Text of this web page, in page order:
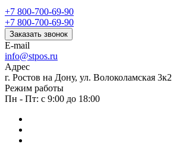
+7 800-700-69-90
+7 800-700-69-90
Заказать звонок
E-mail
info@stpos.ru
Адрес
г. Ростов на Дону, ул. Волоколамская 3к2
Режим работы
Пн - Пт: с 9:00 до 18:00